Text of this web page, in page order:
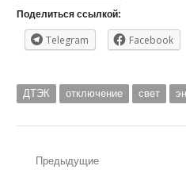
Поделиться ссылкой:
Telegram Facebook
ДТЭК отключение свет
Навигация
Предыдущие